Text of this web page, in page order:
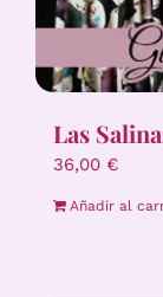
Las
36,00 €
Añadir al